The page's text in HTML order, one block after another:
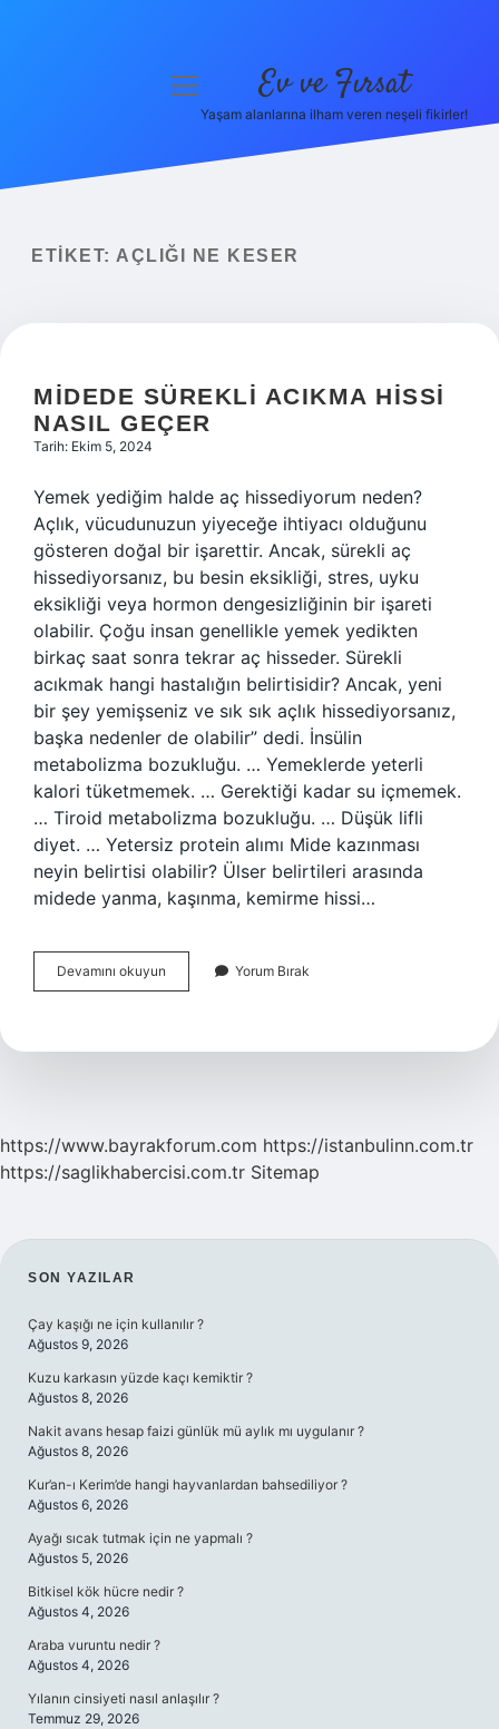
Yasal Uyarı
menüyü
Ev ve Fırsat
Yaşam alanlarına ilham veren neşeli fikirler!
ETIKET: AÇLIĞI NE KESER
MIDEDE SÜREKLI ACIKMA HISSI
NASIL GEÇER
Tarih: Ekim 5, 2024
Yemek yediğim halde aç hissediyorum neden?
Açlık, vücudunuzun yiyeceğe ihtiyacı olduğunu
gösteren doğal bir işarettir. Ancak, sürekli aç
hissediyorsanız, bu besin eksikliği, stres, uyku
eksikliği veya hormon dengesizliğinin bir işareti
olabilir. Çoğu insan genellikle yemek yedikten
birkaç saat sonra tekrar aç hisseder. Sürekli
acıkmak hangi hastalığın belirtisidir? Ancak, yeni
bir şey yemişseniz ve sık sık açlık hissediyorsanız,
başka nedenler de olabilir” dedi. İnsülin
metabolizma bozukluğu. … Yemeklerde yeterli
kalori tüketmemek. … Gerektiği kadar su içmemek.
… Tiroid metabolizma bozukluğu. … Düşük lifli
diyet. … Yetersiz protein alımı Mide kazınması
neyin belirtisi olabilir? Ülser belirtileri arasında
midede yanma, kaşınma, kemirme hissi…
Devamını okuyun
Sürekli
Nasıl
Yorum Bırak
https://www.bayrakforum.com https://istanbulinn.com.tr
https://saglikhabercisi.com.tr Sitemap
SIDEBAR
SON YAZILAR
Çay kaşığı ne için kullanılır ?
Ağustos 9, 2026
Kuzu karkasın yüzde kaçı kemiktir ?
Ağustos 8, 2026
Nakit avans hesap faizi günlük mü aylık mı uygulanır ?
Ağustos 8, 2026
Kur’an-ı Kerim’de hangi hayvanlardan bahsediliyor ?
Ağustos 6, 2026
Ayağı sıcak tutmak için ne yapmalı ?
Ağustos 5, 2026
Bitkisel kök hücre nedir ?
Ağustos 4, 2026
Araba vuruntu nedir ?
Ağustos 4, 2026
Yılanın cinsiyeti nasıl anlaşılır ?
Temmuz 29, 2026